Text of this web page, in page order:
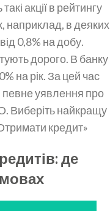
акції в рейтингу
наприклад, в деяких
0,8% на добу.
дорого. В банку
на рік. За цей час
певне уявлення про
Виберіть найкращу
кредит»
де